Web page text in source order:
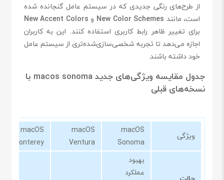
از طرح‌های رنگی جدیدی که در سیستم عامل گنجانده شده
است، مانند New Color Schemes و New Accent Colors
برای تغییر ظاهر رابط کاربری استفاده کنند. این به کاربران
اجازه می‌دهد تا تجربه شخصی‌سازی‌شده‌تری از سیستم عامل
خود داشته باشند.
جدول مقایسه ویژگی‌های جدید macos sonoma با
نسخه‌های قبلی
ویژگی
macOS
Sonoma
macOS
Ventura
macOS
Monterey
بهبود
عملکرد